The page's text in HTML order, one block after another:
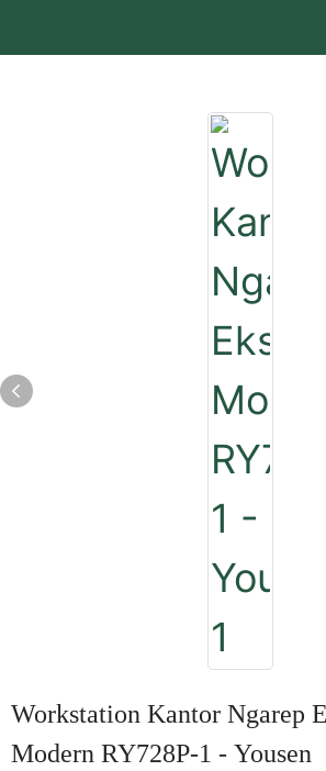
Workstation Kantor Ngarep
Modern RY728P-1 - Yousen